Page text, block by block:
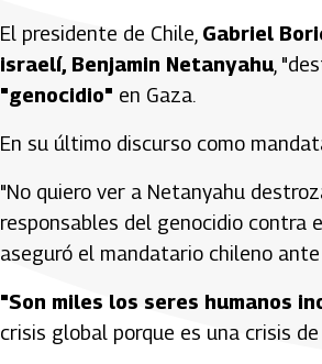
El presidente de Chile, Gabriel
israelí, Benjamin Netanyahu ,
"genocidio" en Gaza.
En su último discurso como
"No quiero ver a Netanyahu
responsables del genocidio contra
aseguró el mandatario chileno ante
"Son miles los seres humanos
crisis global porque es una crisis